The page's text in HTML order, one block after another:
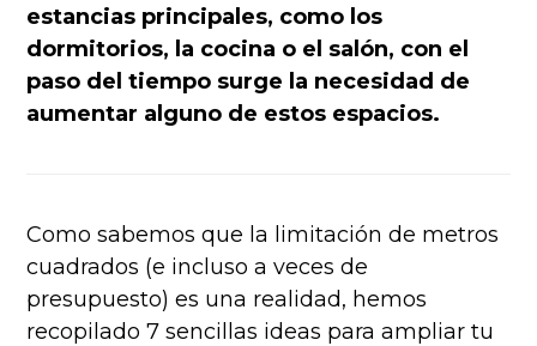
estancias principales, como los
dormitorios, la cocina o el salón, con el
paso del tiempo surge la necesidad de
aumentar alguno de estos espacios.
Como sabemos que la limitación de metros
cuadrados (e incluso a veces de
presupuesto) es una realidad, hemos
recopilado 7 sencillas ideas para ampliar tu